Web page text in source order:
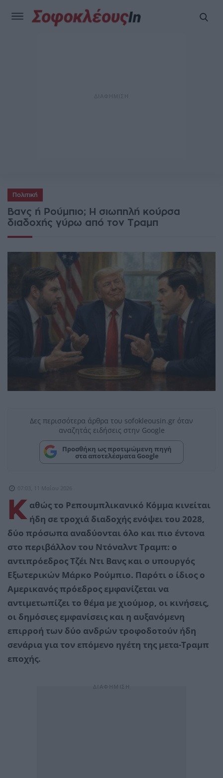
Πολιτική
Βανς ή Ρούμπιο; Η σιωπηλή κούρσα
διαδοχής γύρω από τον Τραμπ
Δες περισσότερα άρθρα του sofokleousin.gr όταν
αναζητάς ειδήσεις στην Google
Προσθήκη ως προτιμώμενη πηγή
στα αποτελέσματα Google
07:03, 11 Μαΐου 2026
Κ αθώς το Ρεπουμπλικανικό Κόμμα κινείται
ήδη σε τροχιά διαδοχής ενόψει του 2028,
δύο πρόσωπα αναδύονται όλο και πιο έντονα
στο περιβάλλον του Ντόναλντ Τραμπ: ο
αντιπρόεδρος Τζέι Ντι Βανς και ο υπουργός
Εξωτερικών Μάρκο Ρούμπιο. Παρότι ο ίδιος ο
Αμερικανός πρόεδρος εμφανίζεται να
αντιμετωπίζει το θέμα με χιούμορ, οι κινήσεις,
οι δημόσιες εμφανίσεις και η αυξανόμενη
επιρροή των δύο ανδρών τροφοδοτούν ήδη
σενάρια για τον επόμενο ηγέτη της μετα-Τραμπ
εποχής.